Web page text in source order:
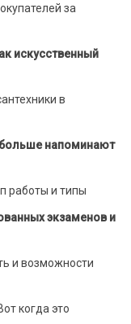
за
искусственный
в
напоминают
работы и типы
экзаменов и
и возможности
когда это